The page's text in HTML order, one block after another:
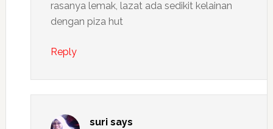
rasanya lemak, lazat ada sedikit kelainan
dengan piza hut
Reply
suri says